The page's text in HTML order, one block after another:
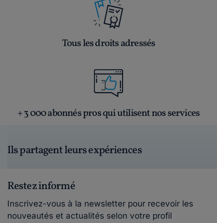
Tous les droits adressés
+ 3 000 abonnés pros qui utilisent nos services
Ils partagent leurs expériences
Restez informé
Inscrivez-vous à la newsletter pour recevoir les
nouveautés et actualités selon votre profil